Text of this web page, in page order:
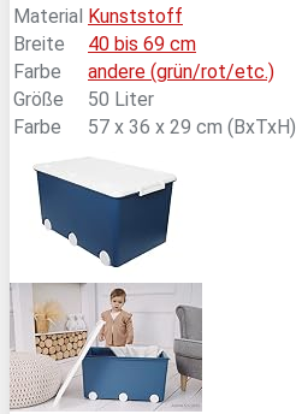
Material Kunststoff
Breite
40 bis 69 cm
Farbe
andere (grün/rot/etc.)
Größe
50 Liter
Farbe
57 x 36 x 29 cm (BxTxH)